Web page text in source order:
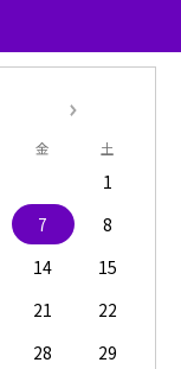
金 土
1
7
8
14
15
21
22
28
29